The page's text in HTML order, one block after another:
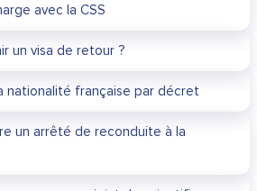
avec la CSS
un visa de retour ?
nationalité française par décret
un arrêté de reconduite à la